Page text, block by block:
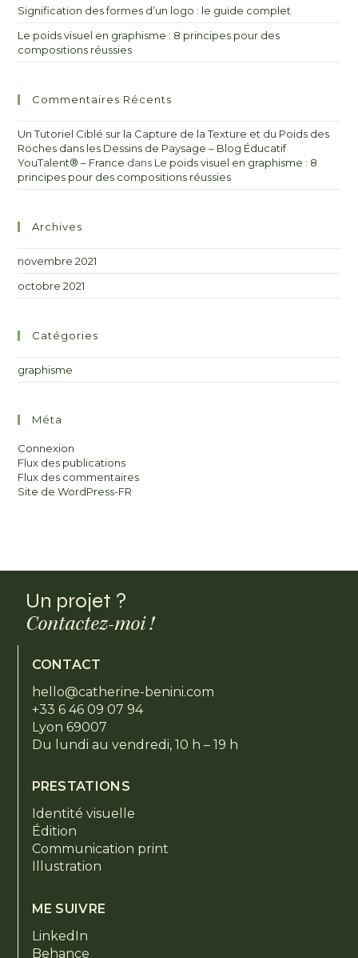
Signification des formes d’un logo : le guide complet
Le poids visuel en graphisme : 8 principes pour des
compositions réussies
Commentaires Récents
Un Tutoriel Ciblé sur la Capture de la Texture et du Poids des
Roches dans les Dessins de Paysage – Blog Éducatif
YouTalent® – France dans Le poids visuel en graphisme : 8
principes pour des compositions réussies
Archives
novembre 2021
octobre 2021
Catégories
graphisme
Méta
Connexion
Flux des publications
Flux des commentaires
Site de WordPress-FR
Un projet ?
Contactez-moi !
CONTACT
hello@catherine-benini.com
+33 6 46 09 07 94
Lyon 69007
Du lundi au vendredi, 10 h – 19 h
PRESTATIONS
Identité visuelle
Édition
Communication print
Illustration
ME SUIVRE
LinkedIn
Behance